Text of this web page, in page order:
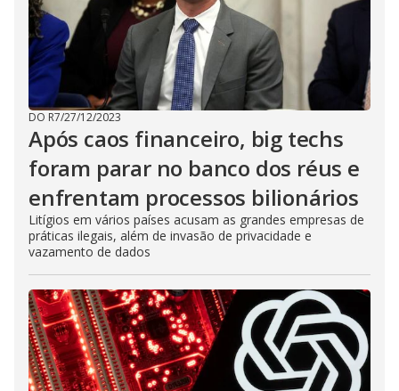
DO R7/27/12/2023
Após caos financeiro, big techs
foram parar no banco dos réus e
enfrentam processos bilionários
Litígios em vários países acusam as grandes empresas de
práticas ilegais, além de invasão de privacidade e
vazamento de dados